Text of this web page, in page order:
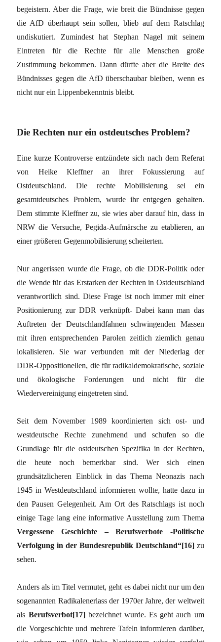
begeistern. Aber die Frage, wie breit die Bündnisse gegen
die AfD überhaupt sein sollen, blieb auf dem Ratschlag
undiskutiert. Zumindest hat Stephan Nagel mit seinem
Eintreten für die Rechte für alle Menschen große
Zustimmung bekommen. Dann dürfte aber die Breite des
Bündnisses gegen die AfD überschaubar bleiben, wenn es
nicht nur ein Lippenbekenntnis bleibt.
Die Rechten nur ein ostdeutsches Problem?
Eine kurze Kontroverse entzündete sich nach dem Referat
von Heike Kleffner an ihrer Fokussierung auf
Ostdeutschland. Die rechte Mobilisierung sei ein
gesamtdeutsches Problem, wurde ihr entgegen gehalten.
Dem stimmte Kleffner zu, sie wies aber darauf hin, dass in
NRW die Versuche, Pegida-Aufmärsche zu etablieren, an
einer größeren Gegenmobilisierung scheiterten.
Nur angerissen wurde die Frage, ob die DDR-Politik oder
die Wende für das Erstarken der Rechten in Ostdeutschland
verantwortlich sind. Diese Frage ist noch immer mit einer
Positionierung zur DDR verknüpft- Dabei kann man das
Auftreten der Deutschlandfahnen schwingenden Massen
mit ihren entsprechenden Parolen zeitlich ziemlich genau
lokalisieren. Sie war verbunden mit der Niederlag der
DDR-Oppositionellen, die für radikaldemokratische, soziale
und ökologische Forderungen und nicht für die
Wiedervereinigung eingetreten sind.
Seit dem November 1989 koordinierten sich ost- und
westdeutsche Rechte zunehmend und schufen so die
Grundlage für die ostdeutschen Spezifika in der Rechten,
die heute noch bemerkbar sind. Wer sich einen
grundsätzlicheren Einblick in das Thema Neonazis nach
1945 in Westdeutschland informieren wollte, hatte dazu in
den Pausen Gelegenheit. Am Ort des Ratschlags ist noch
einige Tage lang eine informative Ausstellung zum Thema
Vergessene Geschichte – Berufsverbote -Politische
Verfolgung in der Bundesrepublik Deutschland“[16]zu
sehen.
Anders als im Titel vermutet, geht es dabei nicht nur um den
sogenannten Radikalenerlass der 1970er Jahre, der weltweit
als Berufsverbot[17]bezeichnet wurde. Es geht auch um
die Vorgeschichte und mehrere Tafeln informieren darüber,